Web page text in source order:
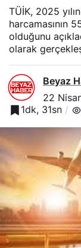
TÜİK, 2025
harcamasının
olduğunu
olarak
Beyaz
22
1dk, 31sn